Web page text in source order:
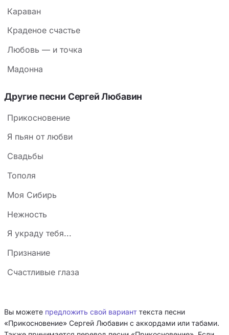
Караван
Краденое счастье
Любовь — и точка
Мадонна
Другие песни Сергей Любавин
Прикосновение
Я пьян от любви
Свадьбы
Тополя
Моя Сибирь
Нежность
Я украду тебя...
Признание
Счастливые глаза
Вы можете предложить свой вариант текста песни
«Прикосновение» Сергей Любавин с аккордами или табами.